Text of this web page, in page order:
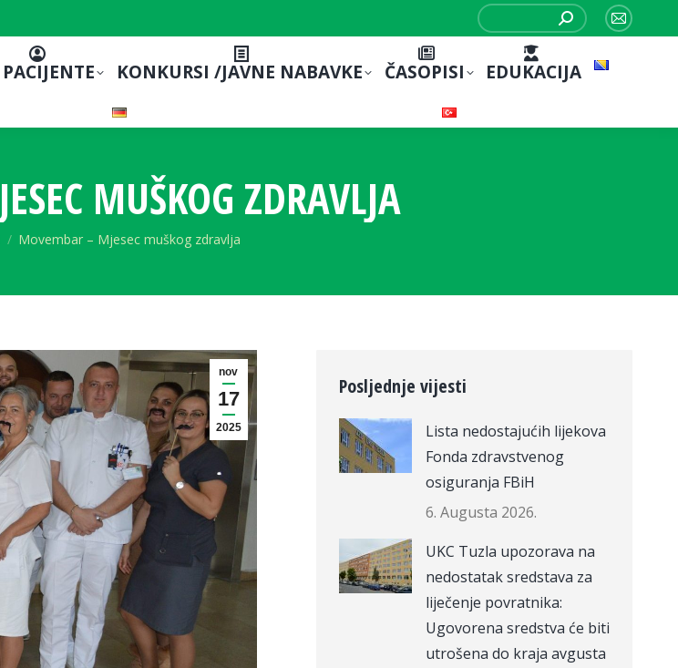
Search:
Mail
KONKURSI /JAVNE NABAVKE ČASOPISI EDUKACIJA
MUŠKOG ZDRAVLJA
Movembar – Mjesec muškog zdravlja
nov
17
2025
Posljednje vijesti
Lista nedostajućih lijekova
Fonda zdravstvenog
osiguranja FBiH
6. Augusta 2026.
UKC Tuzla upozorava na
nedostatak sredstava za
liječenje povratnika:
Ugovorena sredstva će biti
utrošena do kraja avgusta